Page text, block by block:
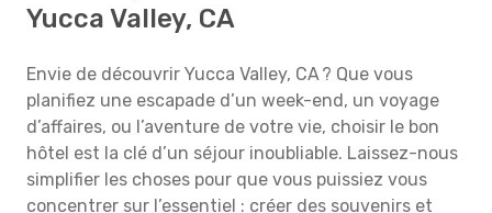
Yucca Valley, CA
Envie de découvrir Yucca Valley, CA ? Que vous
planifiez une escapade d’un week-end, un voyage
d’affaires, ou l’aventure de votre vie, choisir le bon
hôtel est la clé d’un séjour inoubliable. Laissez-nous
simplifier les choses pour que vous puissiez vous
concentrer sur l’essentiel : créer des souvenirs et